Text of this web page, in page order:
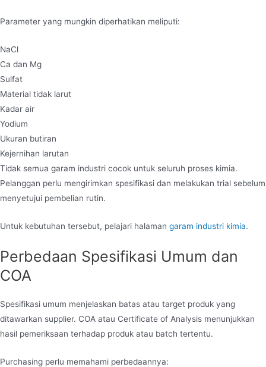
Parameter yang mungkin diperhatikan meliputi:
NaCl
Ca dan Mg
Sulfat
Material tidak larut
Kadar air
Yodium
Ukuran butiran
Kejernihan larutan
Tidak semua garam industri cocok untuk seluruh proses kimia.
Pelanggan perlu mengirimkan spesifikasi dan melakukan trial sebelum
menyetujui pembelian rutin.
Untuk kebutuhan tersebut, pelajari halaman garam industri kimia.
Perbedaan Spesifikasi Umum dan
COA
Spesifikasi umum menjelaskan batas atau target produk yang
ditawarkan supplier. COA atau Certificate of Analysis menunjukkan
hasil pemeriksaan terhadap produk atau batch tertentu.
Purchasing perlu memahami perbedaannya: